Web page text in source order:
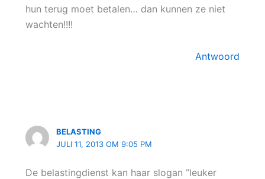
hun terug moet betalen… dan kunnen ze niet
wachten!!!!
Antwoord
BELASTING
JULI 11, 2013 OM 9:05 PM
De belastingdienst kan haar slogan “leuker